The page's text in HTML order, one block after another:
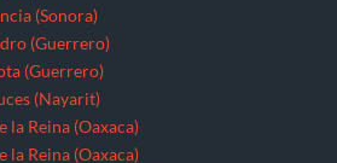
(Veracruz)
Roo
en Ostula (Michoacán)
crítico frente a la hidra